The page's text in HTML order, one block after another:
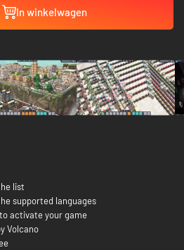
In winkelwagen
list
supported languages
activate your game
Volcano